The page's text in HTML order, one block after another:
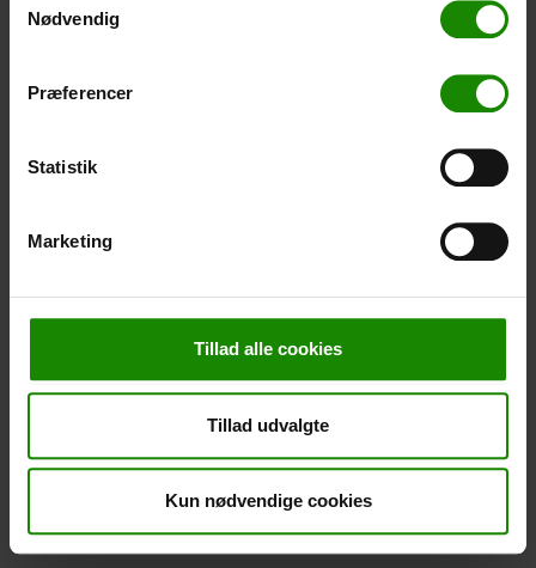
Nødvendig
Præferencer
Statistik
Marketing
Tillad alle cookies
Tillad udvalgte
Kun nødvendige cookies
Telt – Grand Canyon Topeka 4 (+
Teleskopstang 52-129cm. Cm. Ø30 – Der kan ikke
- +
20,00 kr.)
Vandtæt, letvægtsmateriale, onesize – Der kan ikke
- +
Afbestilling